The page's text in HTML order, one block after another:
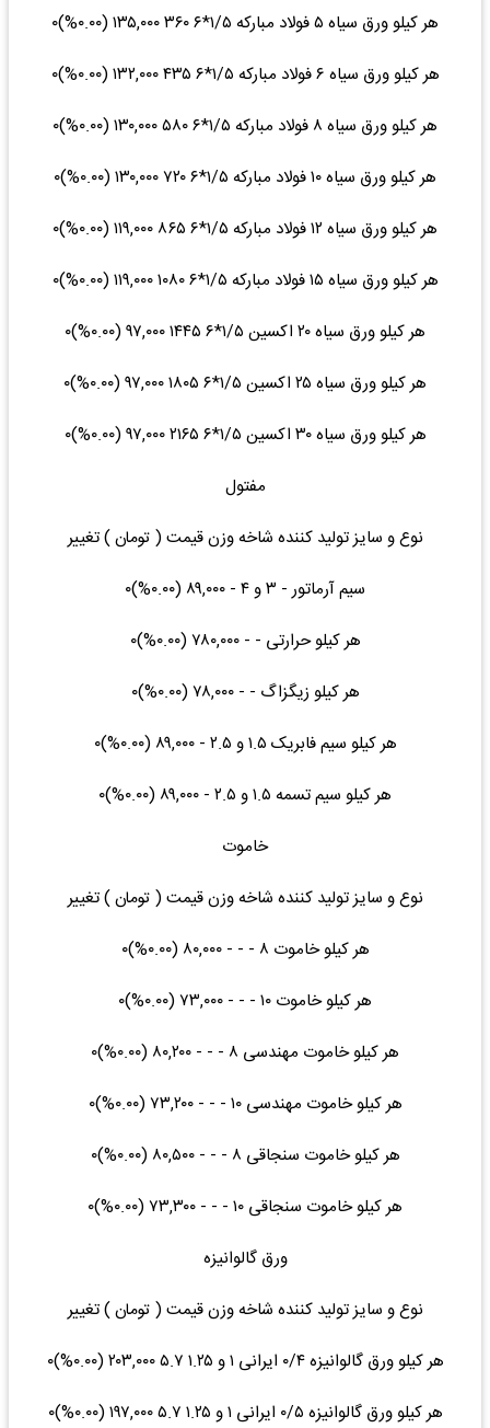
هر کیلو ورق سیاه ۵ فولاد مبارکه ۱/۵*۶ ۳۶۰ ۱۳۵,۰۰۰ (۰.۰۰%)۰
هر کیلو ورق سیاه ۶ فولاد مبارکه ۱/۵*۶ ۴۳۵ ۱۳۲,۰۰۰ (۰.۰۰%)۰
هر کیلو ورق سیاه ۸ فولاد مبارکه ۱/۵*۶ ۵۸۰ ۱۳۰,۰۰۰ (۰.۰۰%)۰
هر کیلو ورق سیاه ۱۰ فولاد مبارکه ۱/۵*۶ ۷۲۰ ۱۳۰,۰۰۰ (۰.۰۰%)۰
هر کیلو ورق سیاه ۱۲ فولاد مبارکه ۱/۵*۶ ۸۶۵ ۱۱۹,۰۰۰ (۰.۰۰%)۰
هر کیلو ورق سیاه ۱۵ فولاد مبارکه ۱/۵*۶ ۱۰۸۰ ۱۱۹,۰۰۰ (۰.۰۰%)۰
هر کیلو ورق سیاه ۲۰ اکسین ۱/۵*۶ ۱۴۴۵ ۹۷,۰۰۰ (۰.۰۰%)۰
هر کیلو ورق سیاه ۲۵ اکسین ۱/۵*۶ ۱۸۰۵ ۹۷,۰۰۰ (۰.۰۰%)۰
هر کیلو ورق سیاه ۳۰ اکسین ۱/۵*۶ ۲۱۶۵ ۹۷,۰۰۰ (۰.۰۰%)۰
مفتول
نوع و سایز تولید کننده شاخه وزن قیمت ( تومان ) تغییر
سیم آرماتور - ۳ و ۴ - ۸۹,۰۰۰ (۰.۰۰%)۰
هر کیلو حرارتی - - ۷۸۰,۰۰۰ (۰.۰۰%)۰
هر کیلو زیگزاگ - - ۷۸,۰۰۰ (۰.۰۰%)۰
هر کیلو سیم فابریک ۱.۵ و ۲.۵ - ۸۹,۰۰۰ (۰.۰۰%)۰
هر کیلو سیم تسمه ۱.۵ و ۲.۵ - ۸۹,۰۰۰ (۰.۰۰%)۰
خاموت
نوع و سایز تولید کننده شاخه وزن قیمت ( تومان ) تغییر
هر کیلو خاموت ۸ - - - ۸۰,۰۰۰ (۰.۰۰%)۰
هر کیلو خاموت ۱۰ - - - ۷۳,۰۰۰ (۰.۰۰%)۰
هر کیلو خاموت مهندسی ۸ - - - ۸۰,۲۰۰ (۰.۰۰%)۰
هر کیلو خاموت مهندسی ۱۰ - - - ۷۳,۲۰۰ (۰.۰۰%)۰
هر کیلو خاموت سنجاقی ۸ - - - ۸۰,۵۰۰ (۰.۰۰%)۰
هر کیلو خاموت سنجاقی ۱۰ - - - ۷۳,۳۰۰ (۰.۰۰%)۰
ورق گالوانیزه
نوع و سایز تولید کننده شاخه وزن قیمت ( تومان ) تغییر
هر کیلو ورق گالوانیزه ۰/۴ ایرانی ۱ و ۱.۲۵ ۵.۷ ۲۰۳,۰۰۰ (۰.۰۰%)۰
هر کیلو ورق گالوانیزه ۰/۵ ایرانی ۱ و ۱.۲۵ ۵.۷ ۱۹۷,۰۰۰ (۰.۰۰%)۰